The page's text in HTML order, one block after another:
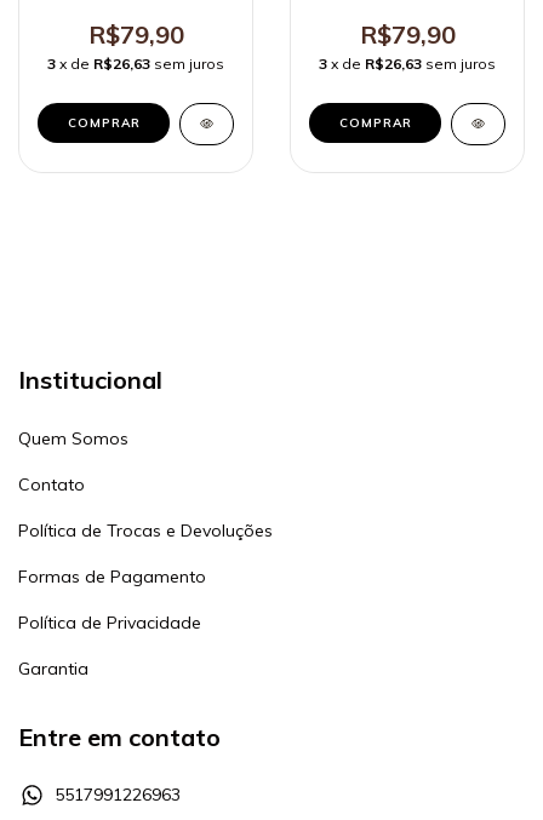
R$79,90
3 x de R$26,63 sem juros
R$79,90
3 x de R$26,63 sem juros
Institucional
Quem Somos
Contato
Política de Trocas e Devoluções
Formas de Pagamento
Política de Privacidade
Garantia
Entre em contato
5517991226963